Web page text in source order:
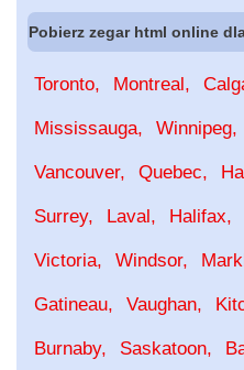
Pobierz zegar html online
Toronto Montreal
Mississauga Winnipeg
Vancouver Quebec
Surrey Laval Halifax
Victoria Windsor
Gatineau Vaughan
Burnaby Saskatoon